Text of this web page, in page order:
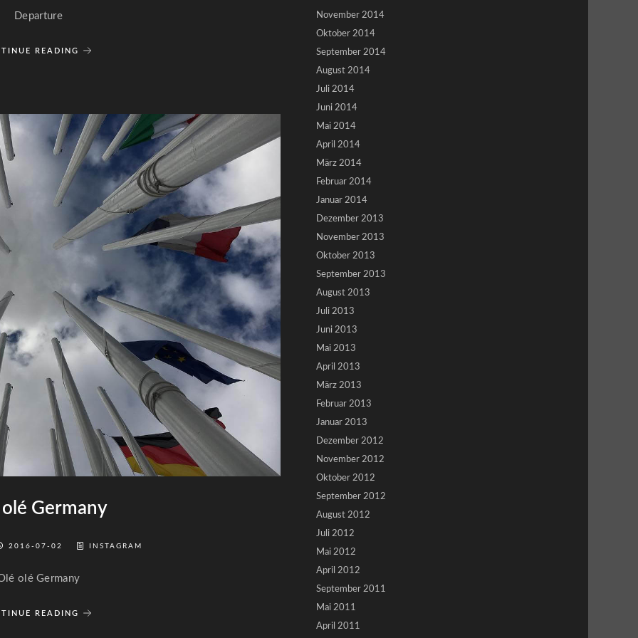
Departure
READING
Germany
2016-07-02 INSTAGRAM
olé Germany
READING
November 2014
Oktober 2014
September 2014
August 2014
Juli 2014
Juni 2014
Mai 2014
April 2014
März 2014
Februar 2014
Januar 2014
Dezember 2013
November 2013
Oktober 2013
September 2013
August 2013
Juli 2013
Juni 2013
Mai 2013
April 2013
März 2013
Februar 2013
Januar 2013
Dezember 2012
November 2012
Oktober 2012
September 2012
August 2012
Juli 2012
Mai 2012
April 2012
September 2011
Mai 2011
April 2011